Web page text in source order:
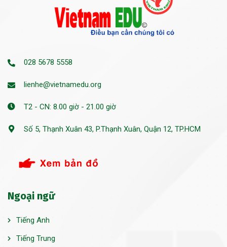
028 5678 5558
lienhe@vietnamedu.org
T2 - CN: 8.00 giờ - 21.00 giờ
Số 5, Thạnh Xuân 43, P.Thạnh Xuân, Quận 12, TP.HCM
Ngoại ngữ
Tiếng Anh
Tiếng Trung